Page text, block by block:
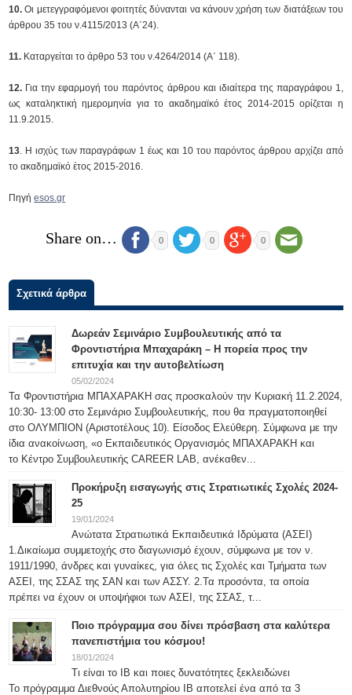
10.Οι μετεγγραφόμενοι φοιτητές δύνανται να κάνουν χρήση των διατάξεων του
άρθρου 35 του ν.4115/2013 (Α΄24).
11. Καταργείται το άρθρο 53 του ν.4264/2014 (Α΄ 118).
12. Για την εφαρμογή του παρόντος άρθρου και ιδιαίτερα της παραγράφου 1,
ως καταληκτική ημερομηνία για το ακαδημαϊκό έτος 2014-2015 ορίζεται η
11.9.2015.
13. Η ισχύς των παραγράφων 1 έως και 10 του παρόντος άρθρου αρχίζει από
το ακαδημαϊκό έτος 2015-2016.
Πηγήesos.gr
Share on… 0 0 0
Σχετικά άρθρα
Δωρεάν Σεμινάριο Συμβουλευτικής από τα
Φροντιστήρια Μπαχαράκη – Η πορεία προς την
επιτυχία και την αυτοβελτίωση
05/02/2024
Τα Φροντιστήρια ΜΠΑΧΑΡΑΚΗ σας προσκαλούν την Κυριακή 11.2.2024,
10:30- 13:00 στο Σεμινάριο Συμβουλευτικής, που θα πραγματοποιηθεί
στο ΟΛΥΜΠΙΟΝ (Αριστοτέλους 10). Είσοδος Ελεύθερη. Σύμφωνα με την
ίδια ανακοίνωση, «ο Εκπαιδευτικός Οργανισμός ΜΠΑΧΑΡΑΚΗ και
το Κέντρο Συμβουλευτικής CAREER LAB, ανέκαθεν...
Προκήρυξη εισαγωγής στις Στρατιωτικές Σχολές 2024-
25
19/01/2024
Ανώτατα Στρατιωτικά Εκπαιδευτικά Ιδρύματα (ΑΣΕΙ)
1.Δικαίωμα συμμετοχής στο διαγωνισμό έχουν, σύμφωνα με τον ν.
1911/1990, άνδρες και γυναίκες, για όλες τις Σχολές και Τμήματα των
ΑΣΕΙ, της ΣΣΑΣ της ΣΑΝ και των ΑΣΣΥ. 2.Τα προσόντα, τα οποία
πρέπει να έχουν οι υποψήφιοι των ΑΣΕΙ, της ΣΣΑΣ, τ...
Ποιο πρόγραμμα σου δίνει πρόσβαση στα καλύτερα
πανεπιστήμια του κόσμου!
18/01/2024
Τι είναι το IB και ποιες δυνατότητες ξεκλειδώνει
Το πρόγραμμα Διεθνούς Απολυτηρίου IB αποτελεί ένα από τα 3